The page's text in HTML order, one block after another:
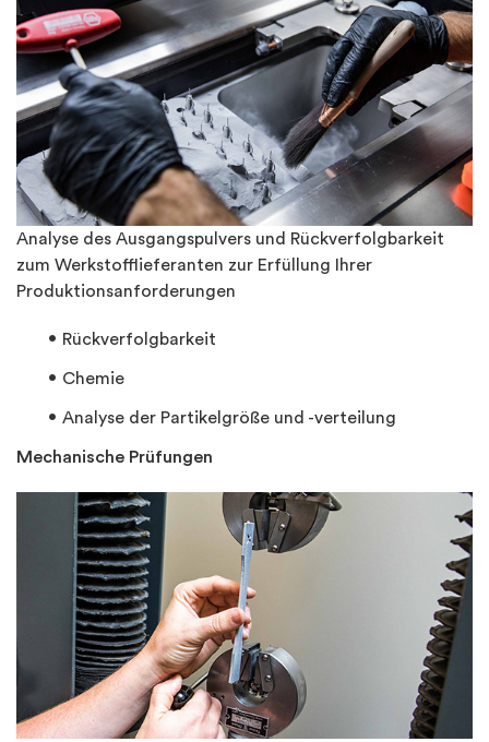
Analyse des Ausgangspulvers und Rückverfolgbarkeit
zum Werkstofflieferanten zur Erfüllung Ihrer
Produktionsanforderungen
Rückverfolgbarkeit
Chemie
Analyse der Partikelgröße und -verteilung
Mechanische Prüfungen